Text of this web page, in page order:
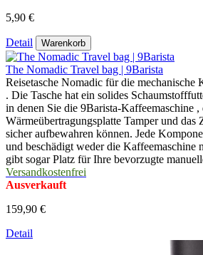
5,90 €
Detail Warenkorb
The Nomadic Travel bag | 9Barista
Reisetasche Nomadic für die mechanische
. Die Tasche hat ein solides
in denen Sie die 9Barista-Kaffeemaschine ,
Wärmeübertragungsplatte Tamper und das
sicher aufbewahren können. Jede
und beschädigt weder die Kaffeemaschine
gibt sogar Platz für Ihre bevorzugte
Versandkostenfrei
Ausverkauft
159,90 €
Detail